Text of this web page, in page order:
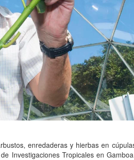
enredaderas y hierbas en
Investigaciones Tropicales en